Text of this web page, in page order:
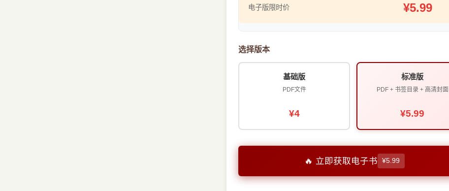
电子版限时价 ¥5.99
选择版本
基础版
PDF文件
¥4
标准版
PDF + 书签目录 + 高清封面
¥5.99
🔥 立即获取电子书 ¥5.99